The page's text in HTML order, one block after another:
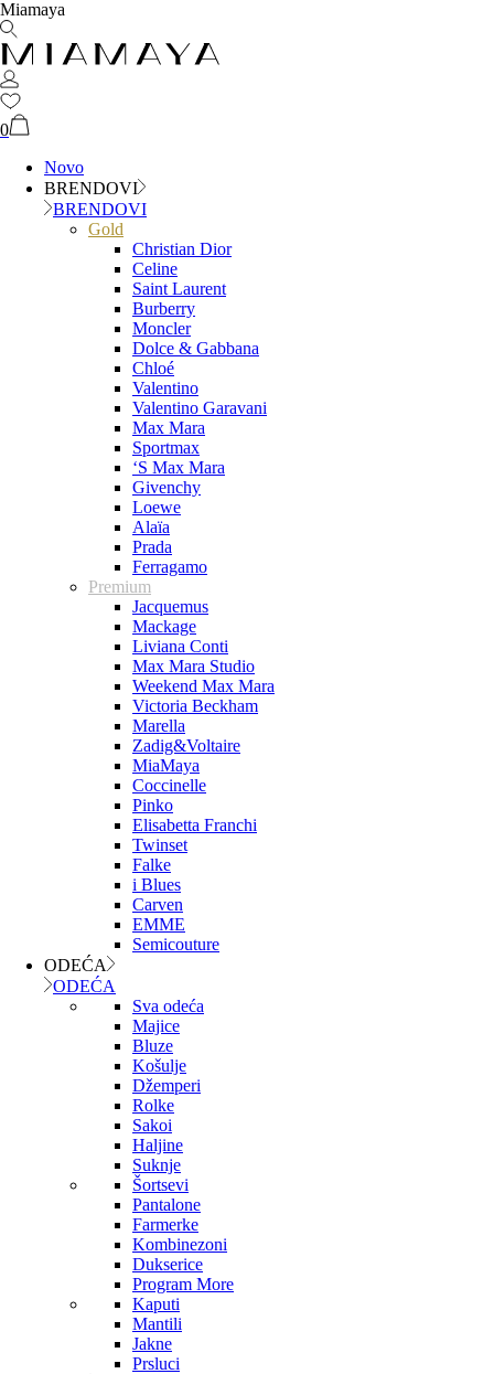
Miamaya
0
Novo
BRENDOVI
BRENDOVI
Gold
Christian Dior
Celine
Saint Laurent
Burberry
Moncler
Dolce & Gabbana
Chloé
Valentino
Valentino Garavani
Max Mara
Sportmax
‘S Max Mara
Givenchy
Loewe
Alaïa
Prada
Ferragamo
Premium
Jacquemus
Mackage
Liviana Conti
Max Mara Studio
Weekend Max Mara
Victoria Beckham
Marella
Zadig&Voltaire
MiaMaya
Coccinelle
Pinko
Elisabetta Franchi
Twinset
Falke
i Blues
Carven
EMME
Semicouture
ODEĆA
ODEĆA
Sva odeća
Majice
Bluze
Košulje
Džemperi
Rolke
Sakoi
Haljine
Suknje
Šortsevi
Pantalone
Farmerke
Kombinezoni
Dukserice
Program More
Kaputi
Mantili
Jakne
Prsluci